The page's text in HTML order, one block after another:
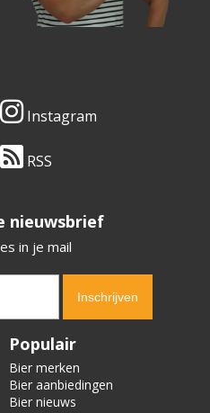
Instagram
RSS
nieuwsbrief
in je mail
Populair
Bier merken
Bier aanbiedingen
Bier nieuws